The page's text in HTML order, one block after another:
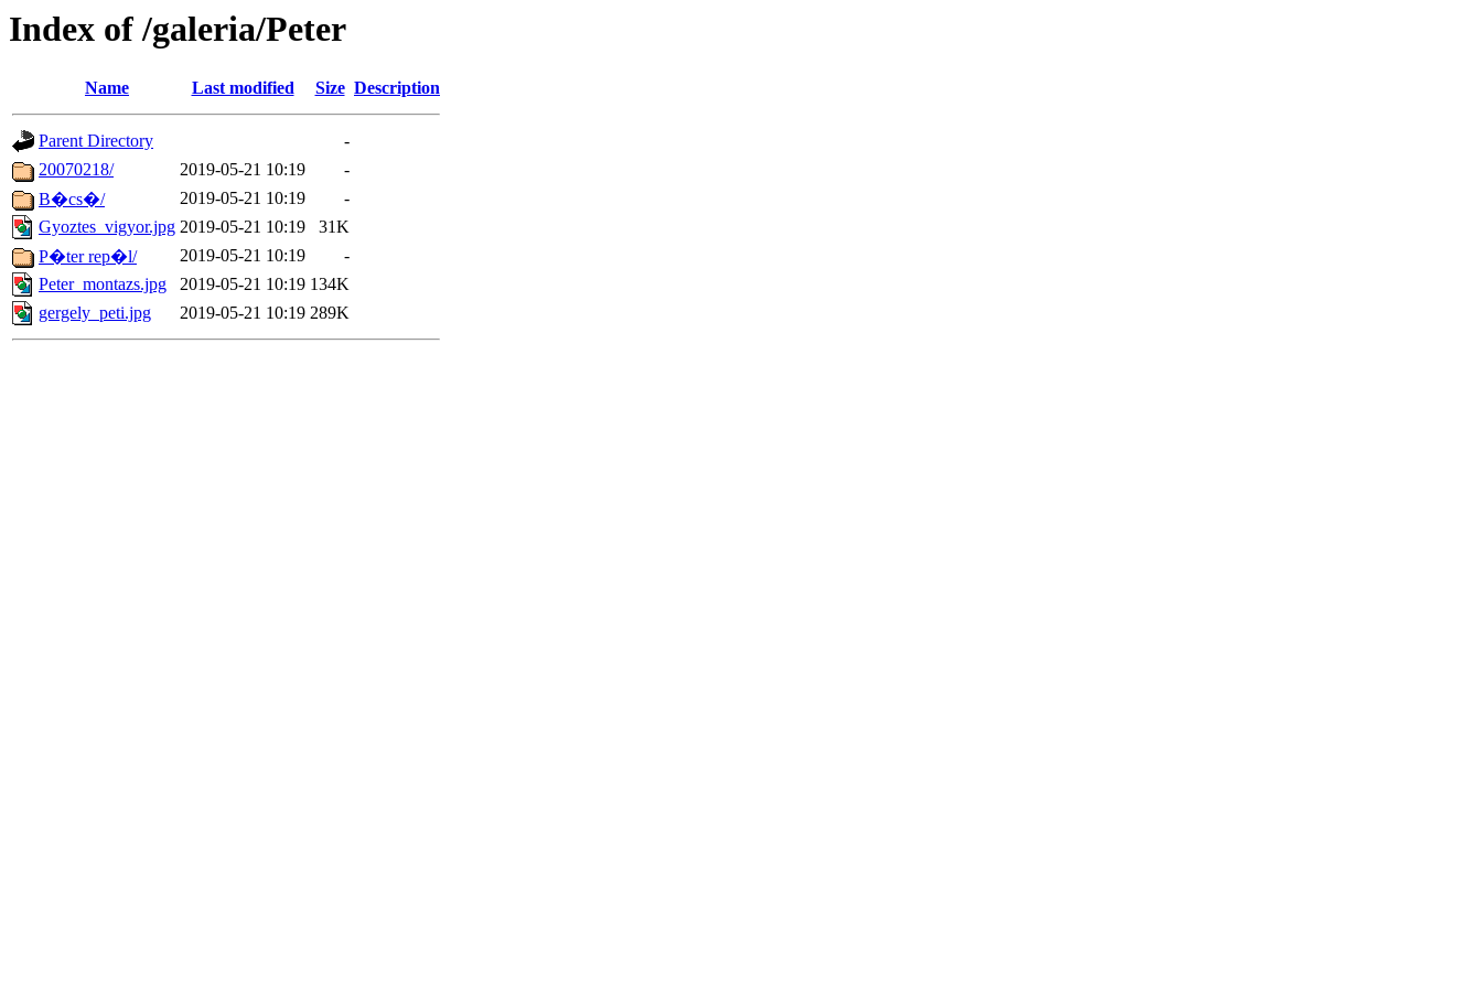
Index of /galeria/Peter
Name Last modified Size Description
Parent Directory
-
20070218/
2019-05-21 10:19
-
B�cs�/
2019-05-21 10:19
-
Gyoztes_vigyor.jpg 2019-05-21 10:19
31K
P�ter rep�l/
2019-05-21 10:19
-
Peter_montazs.jpg
2019-05-21 10:19 134K
gergely_peti.jpg
2019-05-21 10:19 289K